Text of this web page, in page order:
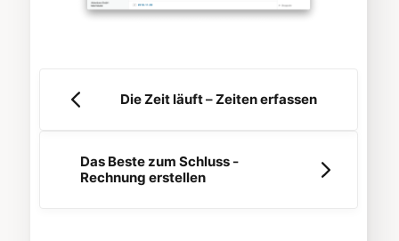
Die Zeit läuft – Zeiten erfassen
Das Beste zum Schluss -
Rechnung erstellen